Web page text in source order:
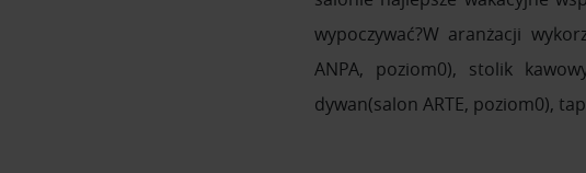
wypoczywać?W aranżacji
ANPA, poziom0), stolik
dywan(salon ARTE, poziom0),